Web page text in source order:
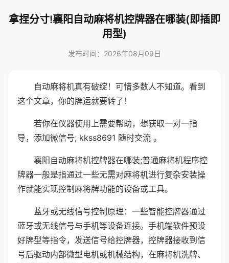
拿捏分寸!襄阳自动麻将机控牌器在哪装(即插即
用型)
发布时间：2026年08月09日
自动麻将机真有破绽！可惜多数人不知道。看到
这个文章，你的牌运就要转了！
若你在仪器使用上需要帮助，想获取一对一指
导，添加微信号; kkss8691 随时交流 。
襄阳自动麻将机控牌器在哪装;普通麻将机程序控
牌器一般是指通过一些无需对麻将机进行复杂安装操
作就能实现控制麻将牌功能的设备或工具。
蓝牙或无线信号控制原理：一些智能控牌器通过
蓝牙或无线信号与手机等设备连接。手机端软件预设
好牌型等指令，发送信号给控牌器，控牌器接收到信
号后驱动内部微型电机或机械结构，在麻将机洗牌、